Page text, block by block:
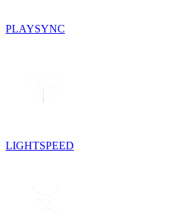
PLAYSYNC
LIGHTSPEED